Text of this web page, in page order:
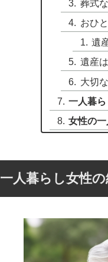
葬式
おひ
遺
遺産
大切
一人暮
女性の
一人暮らし女性